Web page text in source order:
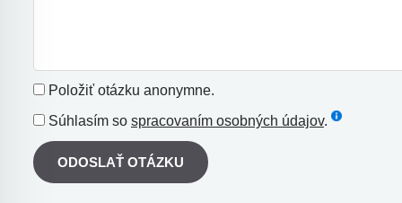
Položiť otázku anonymne.
Súhlasím so spracovaním osobných údajov.
ODOSLAŤ OTÁZKU